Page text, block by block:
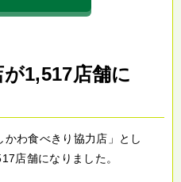
1,517店舗に
わ食べきり協力店」とし
店舗になりました。